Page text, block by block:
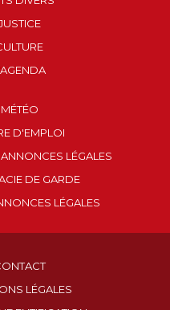
MÉTÉO
D'EMPLOI
LÉGALES
DE GARDE
LÉGALES
LÉGALES